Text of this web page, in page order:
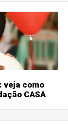
veja como
CASA